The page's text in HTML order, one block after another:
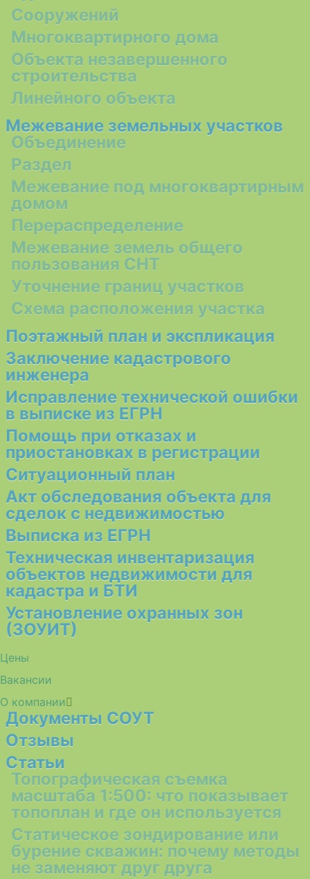
Сооружений
Многоквартирного дома
Объекта незавершенного
строительства
Линейного объекта
Межевание земельных участков
Объединение
Раздел
Межевание под многоквартирным
домом
Перераспределение
Межевание земель общего
пользования СНТ
Уточнение границ участков
Схема расположения участка
Поэтажный план и экспликация
Заключение кадастрового
инженера
Исправление технической ошибки
в выписке из ЕГРН
Помощь при отказах и
приостановках в регистрации
Ситуационный план
Акт обследования объекта для
сделок с недвижимостью
Выписка из ЕГРН
Техническая инвентаризация
объектов недвижимости для
кадастра и БТИ
Установление охранных зон
(ЗОУИТ)
Цены
Вакансии
О компании
Документы СОУТ
Отзывы
Статьи
Топографическая съемка
масштаба 1:500: что показывает
топоплан и где он используется
Статическое зондирование или
бурение скважин: почему методы
не заменяют друг друга